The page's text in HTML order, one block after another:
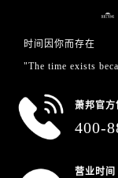
时间因你而存在
"The time exists
萧邦官方
400-
营业时间